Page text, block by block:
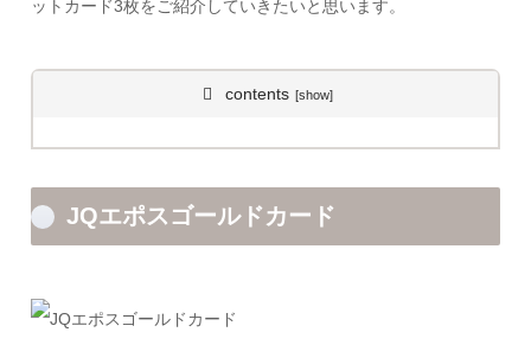
ットカード3枚をご紹介していきたいと思います。
contents
JQエポスゴールドカード